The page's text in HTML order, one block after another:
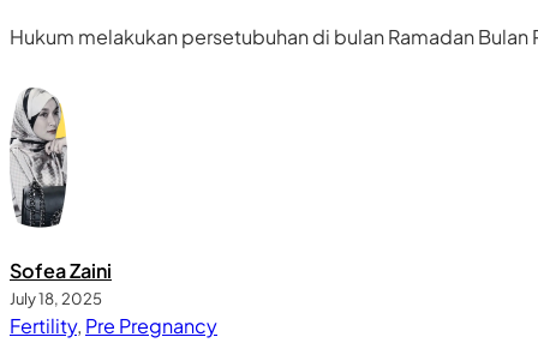
Hukum melakukan persetubuhan di bulan Ramadan
Sofea Zaini
July 18, 2025
Fertility, Pre Pregnancy